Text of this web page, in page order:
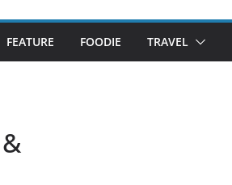
FEATURE FOODIE TRAVEL